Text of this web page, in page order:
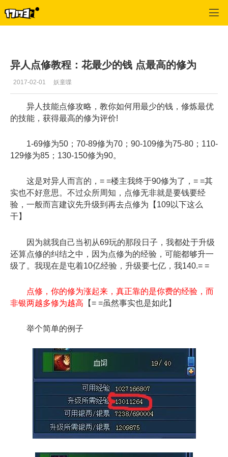
异人点修教程：花最少的钱 点最高的修为
2017-02-01 妖童喋
异人技能点修攻略，教你如何用最少的钱，修炼最优
的技能，获得最高的修为评价!
1-69修为50；70-89修为70；90-109修为75-80；110-
129修为85；130-150修为90。
这是对异人而言的，= =楼主我终于90修为了，= =其
实也不好意思。不过众所周知，点修无非就是要钱要经
验，一般而言建议先升级到再去点修为【109以下这么
干】
因为就我自己当初从69玩的那段日子，我都处于升级
还算点修的纠结之中，因为点修为的经验，可能都够升一
级了。我现在是屯着10亿经验，升级要七亿，我140.= =
点修，你的修为涨起来，真正靠的是你费的经验，而
非银两越多修为越高 【= =虽然事实也是如此】
举个简单的例子